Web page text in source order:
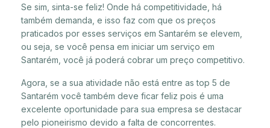
Se sim, sinta-se feliz! Onde há competitividade, há
também demanda, e isso faz com que os preços
praticados por esses serviços em Santarém se elevem,
ou seja, se você pensa em iniciar um serviço em
Santarém, você já poderá cobrar um preço competitivo.
Agora, se a sua atividade não está entre as top 5 de
Santarém você também deve ficar feliz pois é uma
excelente oportunidade para sua empresa se destacar
pelo pioneirismo devido a falta de concorrentes.